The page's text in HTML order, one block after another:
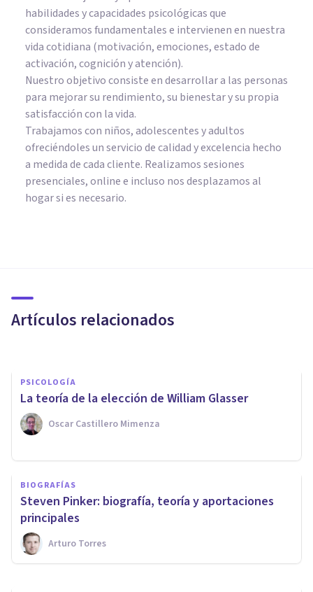
habilidades y capacidades psicológicas que
consideramos fundamentales e intervienen en nuestra
vida cotidiana (motivación, emociones, estado de
activación, cognición y atención).
Nuestro objetivo consiste en desarrollar a las personas
para mejorar su rendimiento, su bienestar y su propia
satisfacción con la vida.
Trabajamos con niños, adolescentes y adultos
ofreciéndoles un servicio de calidad y excelencia hecho
a medida de cada cliente. Realizamos sesiones
presenciales, online e incluso nos desplazamos al
hogar si es necesario.
Artículos relacionados
Psicología y la Fisiología
PSICOLOGÍA
La teoría de la elección de William Glasser
Oscar Castillero Mimenza
BIOGRAFÍAS
Steven Pinker: biografía, teoría y aportaciones
principales
Arturo Torres
Teoría del encuadre (framing):
qué es y cómo explica nuestra
percepción
Grecia Guzmán Martínez